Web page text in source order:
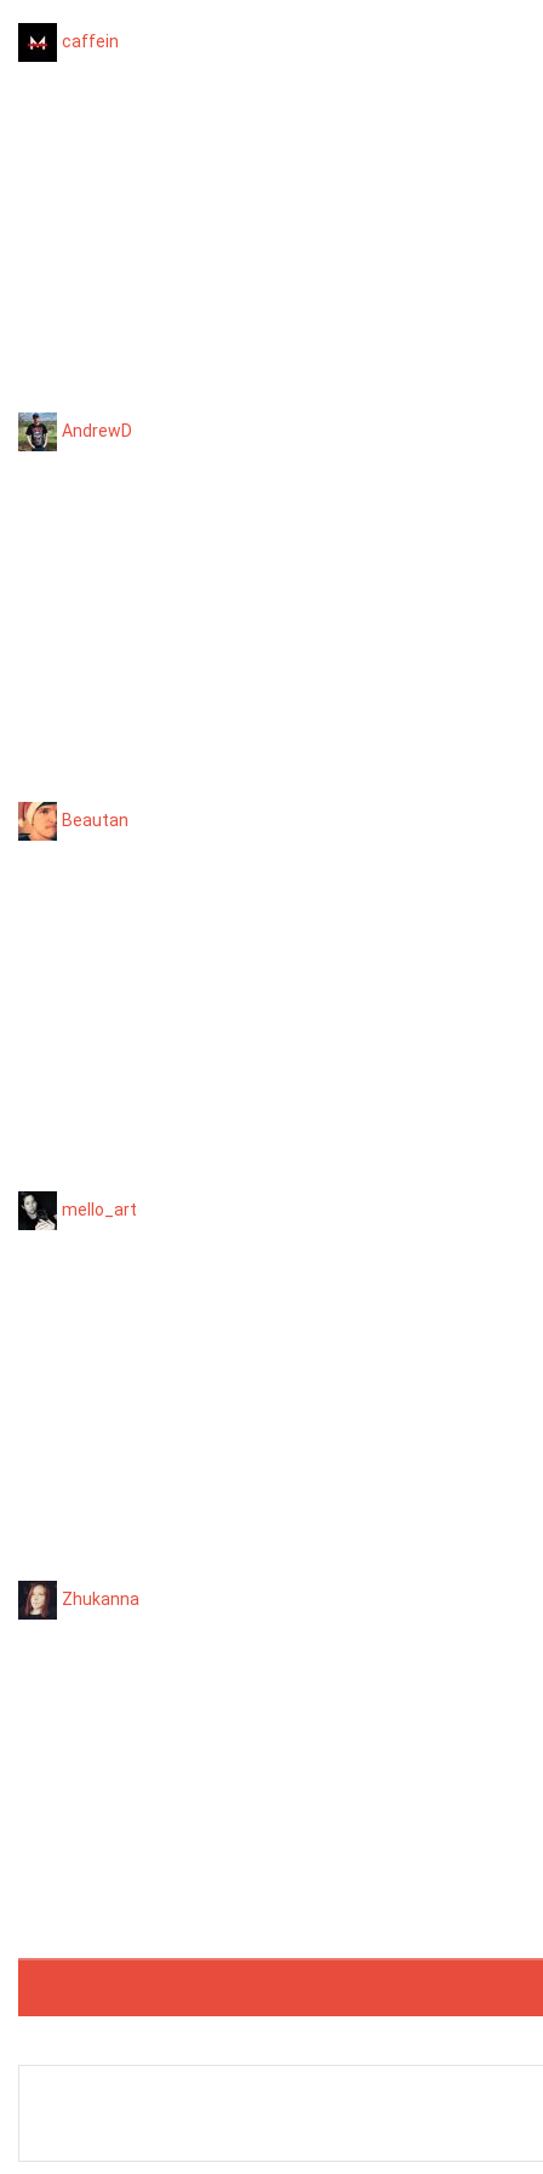
caffein
AndrewD
Beautan
mello_art
Zhukanna